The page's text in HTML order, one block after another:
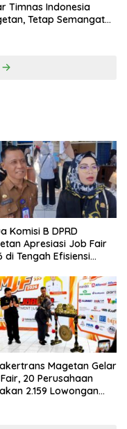
Timnas Indonesia
Tetap Semangat
Komisi B DPRD
Apresiasi Job Fair
di Tengah Efisiensi
Magetan Gelar
20 Perusahaan
2.159 Lowongan